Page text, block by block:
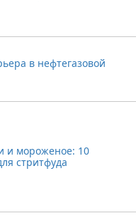
в нефтегазовой
и мороженое: 10
стритфуда